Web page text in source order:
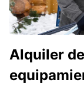
Alquiler